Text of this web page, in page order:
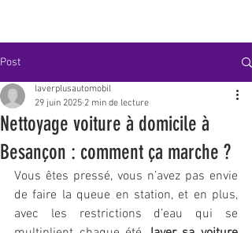
Post
Nettoyage voiture à domicile à
Besançon : comment ça marche ?
laverplusautomobil
29 juin 2025 2 min de lecture
Vous êtes pressé, vous n’avez pas envie
de faire la queue en station, et en plus,
avec les restrictions d’eau qui se